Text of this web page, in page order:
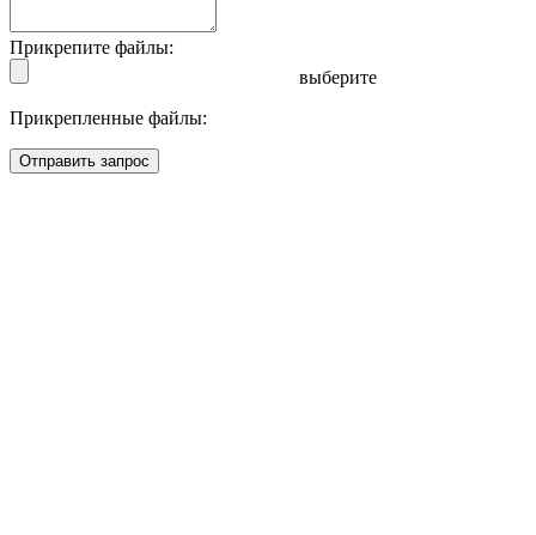
Прикрепите файлы:
выберите
Прикрепленные файлы:
Отправить запрос